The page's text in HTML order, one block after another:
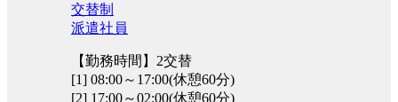
交替制
派遣社員
【勤務時間】2交替
[1] 08:00～17:00(休憩60分)
[2] 17:00～02:00(休憩60分)